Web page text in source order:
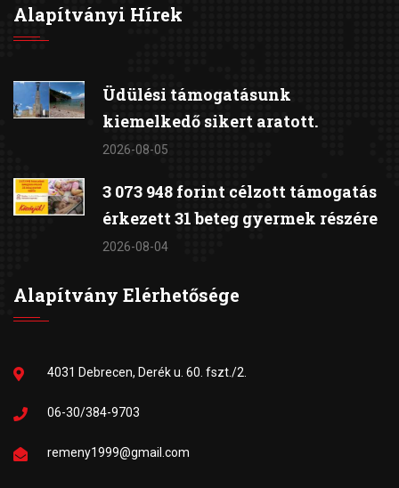
Alapítványi Hírek
Üdülési támogatásunk
kiemelkedő sikert aratott.
2026-08-05
3 073 948 forint célzott támogatás
érkezett 31 beteg gyermek részére
2026-08-04
Alapítvány Elérhetősége
4031 Debrecen, Derék u. 60. fszt./2.
06-30/384-9703
remeny1999@gmail.com